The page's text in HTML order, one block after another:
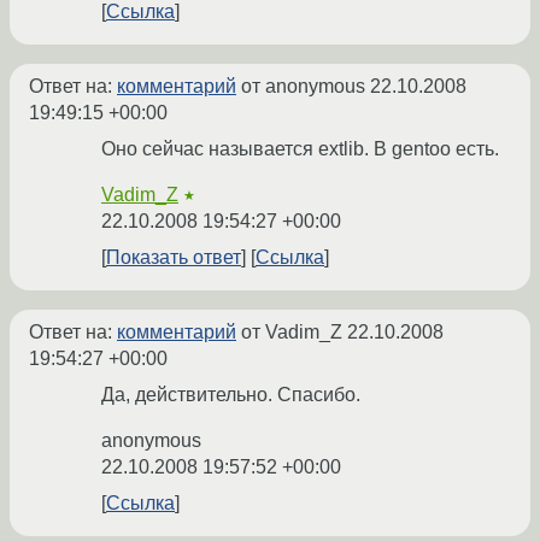
Ссылка
Ответ на: комментарий от anonymous 22.10.2008
19:49:15 +00:00
Оно сейчас называется extlib. В gentoo есть.
Vadim_Z ★
22.10.2008 19:54:27 +00:00
Показать ответ
Ссылка
Ответ на: комментарий от Vadim_Z 22.10.2008
19:54:27 +00:00
Да, действительно. Спасибо.
anonymous
22.10.2008 19:57:52 +00:00
Ссылка